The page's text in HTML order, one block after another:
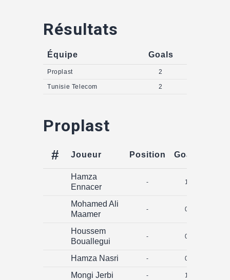
Résultats
Équipe Goals
Proplast 2
Tunisie Telecom 2
Proplast
# Joueur Position Goals
Hamza
Ennacer
- 1
Mohamed Ali
Maamer
- 0
Houssem
Bouallegui
- 0
Hamza Nasri - 0
Mongi Jerbi - 1